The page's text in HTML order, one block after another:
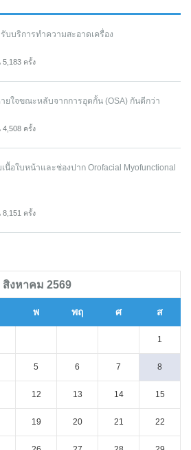
บบริการทำความสะอาดเครื่อง
5,183 ครั้ง
ยใจขณะหลับจากการอุดกั้น (OSA) กันดีกว่า
4,508 ครั้ง
นื้อใบหน้าและช่องปาก Orofacial Myofunctional
8,151 ครั้ง
สิงหาคม 2569
พ พฤ ศ ส
1
5 6 7 8
12 13 14 15
19 20 21 22